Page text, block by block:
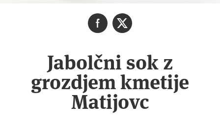
Jabolčni sok z
grozdjem kmetije
Matijovc